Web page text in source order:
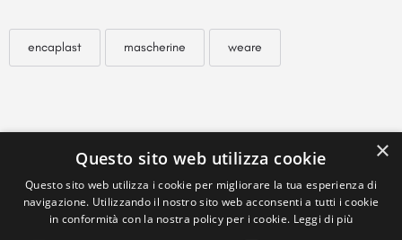
encaplast mascherine weare
×
Questo sito web utilizza cookie
Questo sito web utilizza i cookie per migliorare la tua esperienza di
navigazione. Utilizzando il nostro sito web acconsenti a tutti i cookie
in conformità con la nostra policy per i cookie. Leggi di più